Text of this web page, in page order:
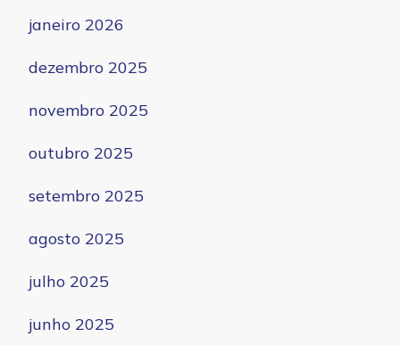
janeiro 2026
dezembro 2025
novembro 2025
outubro 2025
setembro 2025
agosto 2025
julho 2025
junho 2025